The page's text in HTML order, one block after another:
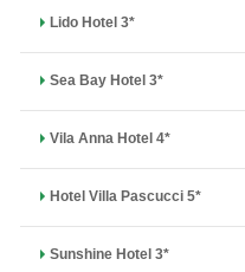
Lido Hotel 3*
Sea Bay Hotel 3*
Vila Anna Hotel 4*
Hotel Villa Pascucci 5*
Sunshine Hotel 3*